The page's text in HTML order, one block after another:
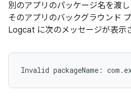
別のアプリのパッケージ名を渡
そのアプリのバックグラウンド
Logcat に次のメッセージが表示